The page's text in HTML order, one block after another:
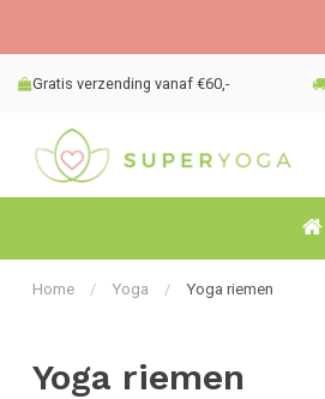
Gratis verzending vanaf €60,-
Home / Yoga / Yoga riemen
Yoga riemen